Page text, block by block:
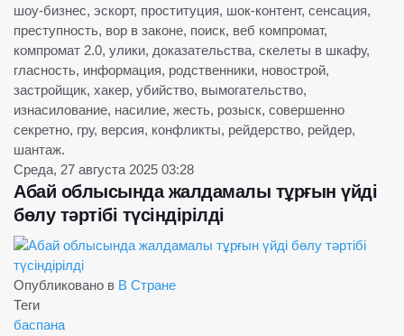
шоу-бизнес, эскорт, проституция, шок-контент, сенсация,
преступность, вор в законе, поиск, веб компромат,
компромат 2.0, улики, доказательства, скелеты в шкафу,
гласность, информация, родственники, новострой,
застройщик, хакер, убийство, вымогательство,
изнасилование, насилие, жесть, розыск, совершенно
секретно, гру, версия, конфликты, рейдерство, рейдер,
шантаж.
Среда, 27 августа 2025 03:28
Абай облысында жалдамалы тұрғын үйді
бөлу тәртібі түсіндірілді
Опубликовано в В Стране
Теги
баспана